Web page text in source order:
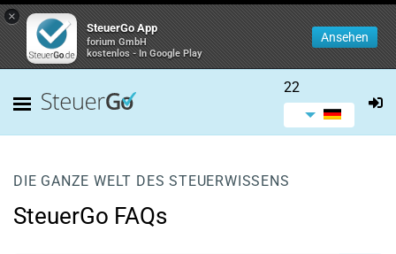
×
SteuerGo App
forium GmbH
kostenlos - In Google Play
Ansehen
22
DIE GANZE WELT DES STEUERWISSENS
SteuerGo FAQs